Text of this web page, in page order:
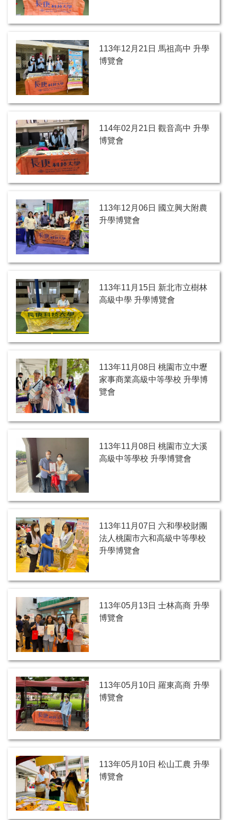
113年12月21日 馬祖高中 升學
博覽會
114年02月21日 觀音高中 升學
博覽會
113年12月06日 國立興大附農
升學博覽會
113年11月15日 新北市立樹林
高級中學 升學博覽會
113年11月08日 桃園市立中壢
家事商業高級中等學校 升學博
覽會
113年11月08日 桃園市立大溪
高級中等學校 升學博覽會
113年11月07日 六和學校財團
法人桃園市六和高級中等學校
升學博覽會
113年05月13日 士林高商 升學
博覽會
113年05月10日 羅東高商 升學
博覽會
113年05月10日 松山工農 升學
博覽會